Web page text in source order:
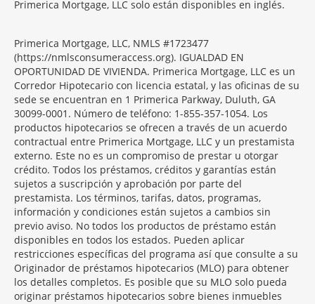
Primerica Mortgage, LLC solo están disponibles en inglés.
Primerica Mortgage, LLC, NMLS #1723477
(https://nmlsconsumeraccess.org). IGUALDAD EN
OPORTUNIDAD DE VIVIENDA. Primerica Mortgage, LLC es un
Corredor Hipotecario con licencia estatal, y las oficinas de su
sede se encuentran en 1 Primerica Parkway, Duluth, GA
30099-0001. Número de teléfono: 1-855-357-1054. Los
productos hipotecarios se ofrecen a través de un acuerdo
contractual entre Primerica Mortgage, LLC y un prestamista
externo. Este no es un compromiso de prestar u otorgar
crédito. Todos los préstamos, créditos y garantías están
sujetos a suscripción y aprobación por parte del
prestamista. Los términos, tarifas, datos, programas,
información y condiciones están sujetos a cambios sin
previo aviso. No todos los productos de préstamo están
disponibles en todos los estados. Pueden aplicar
restricciones específicas del programa así que consulte a su
Originador de préstamos hipotecarios (MLO) para obtener
los detalles completos. Es posible que su MLO solo pueda
originar préstamos hipotecarios sobre bienes inmuebles